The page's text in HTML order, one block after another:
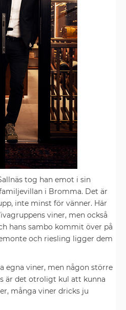
tog han emot i sin
i Bromma. Det är
inte minst för vänner. Här
viner, men också
hans sambo kommit över på
och riesling ligger dem
egna viner, men någon större
är det otroligt kul att kunna
många viner dricks ju